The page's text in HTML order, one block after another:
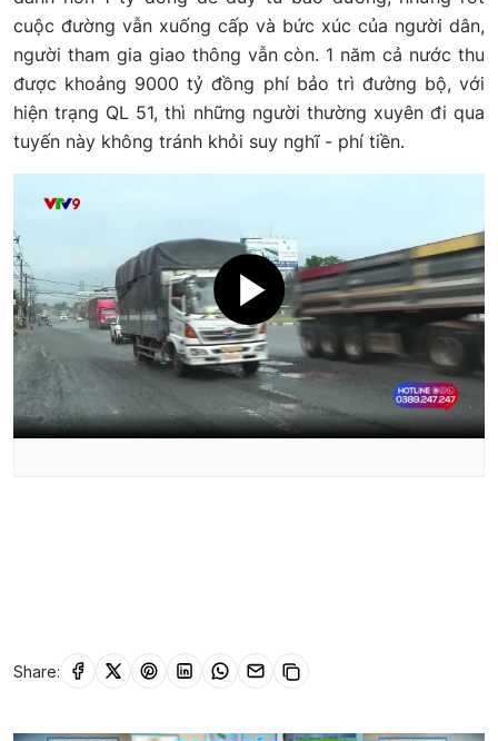
cuộc đường vẫn xuống cấp và bức xúc của người dân,
người tham gia giao thông vẫn còn. 1 năm cả nước thu
được khoảng 9000 tỷ đồng phí bảo trì đường bộ, với
hiện trạng QL 51, thì những người thường xuyên đi qua
tuyến này không tránh khỏi suy nghĩ - phí tiền.
Share: